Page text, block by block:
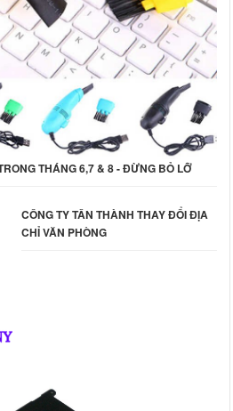
THÁNG 6,7 & 8 - ĐỪNG BỎ LỠ
CÔNG TY TÂN THÀNH THAY ĐỔI ĐỊA
CHỈ VĂN PHÒNG